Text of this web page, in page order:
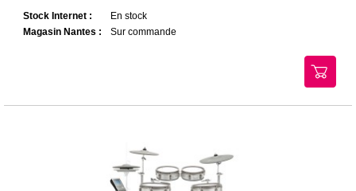
Stock Internet :
En stock
Magasin Nantes :
Sur commande